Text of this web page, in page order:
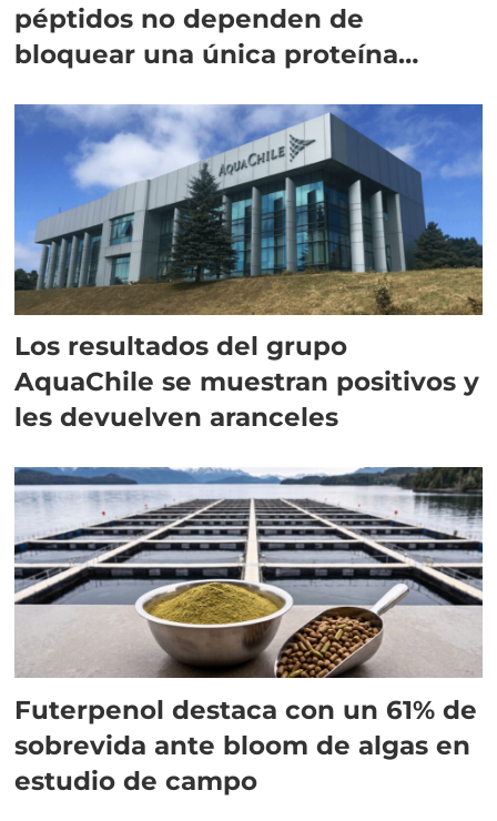
péptidos no dependen de
bloquear una única proteína
Los resultados del grupo
AquaChile se muestran positivos y
les devuelven aranceles
Futerpenol destaca con un 61% de
sobrevida ante bloom de algas en
estudio de campo